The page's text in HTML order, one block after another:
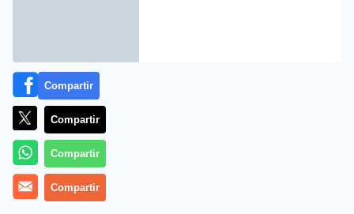
Compartir
Compartir
Compartir
Compartir